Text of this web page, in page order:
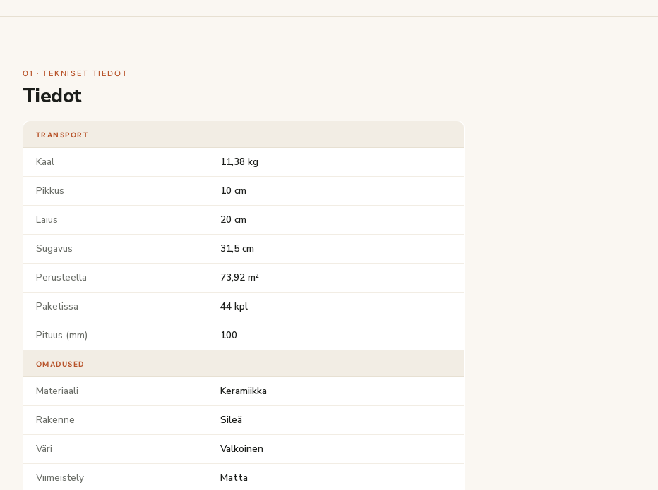
01 · TEKNISET TIEDOT
Tiedot
TRANSPORT
Kaal 11,38 kg
Pikkus 10 cm
Laius 20 cm
Sügavus 31,5 cm
Perusteella 73,92 m²
Paketissa 44 kpl
Pituus (mm) 100
OMADUSED
Materiaali Keramiikka
Rakenne Sileä
Väri Valkoinen
Viimeistely Matta